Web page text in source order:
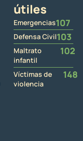
útiles
Emergencias107
Defensa Civil103
Maltrato
infantil
102
Víctimas de
violencia
148